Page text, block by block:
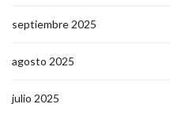
septiembre 2025
agosto 2025
julio 2025